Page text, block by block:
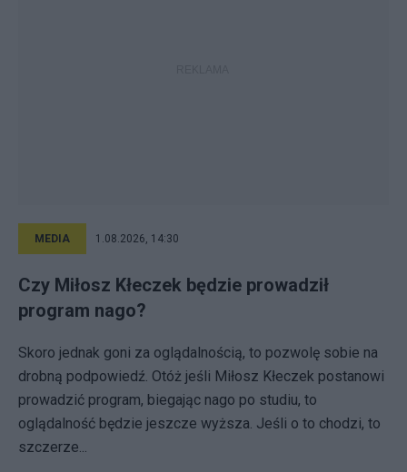
MEDIA 1.08.2026, 14:30
Czy Miłosz Kłeczek będzie prowadził
program nago?
Skoro jednak goni za oglądalnością, to pozwolę sobie na
drobną podpowiedź. Otóż jeśli Miłosz Kłeczek postanowi
prowadzić program, biegając nago po studiu, to
oglądalność będzie jeszcze wyższa. Jeśli o to chodzi, to
szczerze...